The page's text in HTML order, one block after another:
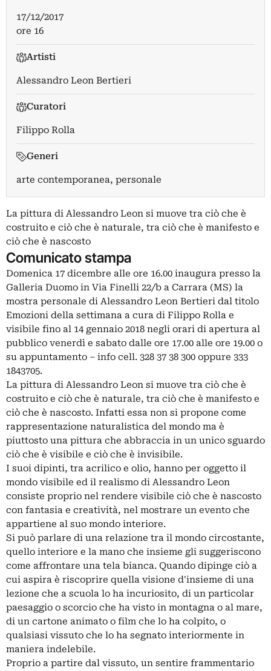
17/12/2017
ore 16
Artisti
Alessandro Leon Bertieri
Curatori
Filippo Rolla
Generi
arte contemporanea, personale
La pittura di Alessandro Leon si muove tra ciò che è
costruito e ciò che è naturale, tra ciò che è manifesto e
ciò che è nascosto
Comunicato stampa
Domenica 17 dicembre alle ore 16.00 inaugura presso la
Galleria Duomo in Via Finelli 22/b a Carrara (MS) la
mostra personale di Alessandro Leon Bertieri dal titolo
Emozioni della settimana a cura di Filippo Rolla e
visibile fino al 14 gennaio 2018 negli orari di apertura al
pubblico venerdì e sabato dalle ore 17.00 alle ore 19.00 o
su appuntamento – info cell. 328 37 38 300 oppure 333
1843705.
La pittura di Alessandro Leon si muove tra ciò che è
costruito e ciò che è naturale, tra ciò che è manifesto e
ciò che è nascosto. Infatti essa non si propone come
rappresentazione naturalistica del mondo ma è
piuttosto una pittura che abbraccia in un unico sguardo
ciò che è visibile e ciò che è invisibile.
I suoi dipinti, tra acrilico e olio, hanno per oggetto il
mondo visibile ed il realismo di Alessandro Leon
consiste proprio nel rendere visibile ciò che è nascosto
con fantasia e creatività, nel mostrare un evento che
appartiene al suo mondo interiore.
Si può parlare di una relazione tra il mondo circostante,
quello interiore e la mano che insieme gli suggeriscono
come affrontare una tela bianca. Quando dipinge ciò a
cui aspira è riscoprire quella visione d'insieme di una
lezione che a scuola lo ha incuriosito, di un particolar
paesaggio o scorcio che ha visto in montagna o al mare,
di un cartone animato o film che lo ha colpito, o
qualsiasi vissuto che lo ha segnato interiormente in
maniera indelebile.
Proprio a partire dal vissuto, un sentire frammentario